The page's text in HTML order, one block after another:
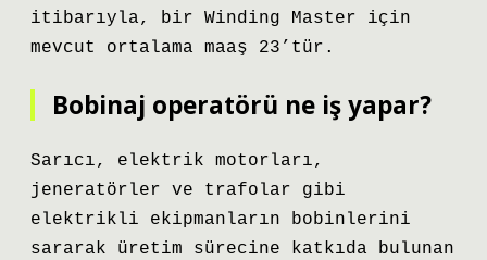
itibarıyla, bir Winding Master için
mevcut ortalama maaş 23’tür.
Bobinaj operatörü ne iş yapar?
Sarıcı, elektrik motorları,
jeneratörler ve trafolar gibi
elektrikli ekipmanların bobinlerini
sararak üretim sürecine katkıda bulunan